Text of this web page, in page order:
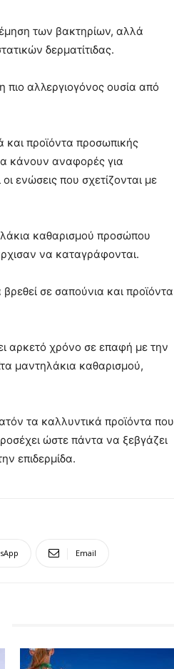
των βακτηρίων, αλλά
δερματίτιδας.
πιο αλλεργιογόνος ουσία από
και προϊόντα προσωπικής
κάνουν αναφορές για
ενώσεις που σχετίζονται με
καθαρισμού προσώπου
να καταγράφονται.
βρεθεί σε σαπούνια και προϊόντα
αρκετό χρόνο σε επαφή με την
μαντηλάκια καθαρισμού,
τα καλλυντικά προϊόντα που
ώστε πάντα να ξεβγάζει
επιδερμίδα.
Email